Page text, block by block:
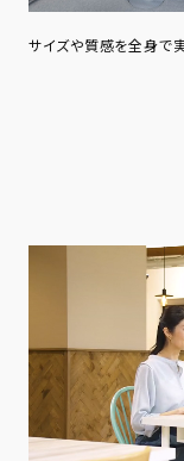
サイズや質感を全身で